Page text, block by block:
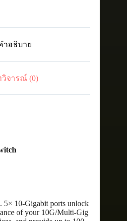
ำอธิบาย
จารณ์ (0)
5× 10-Gigabit ports unlock
of your 10G/Multi-Gig